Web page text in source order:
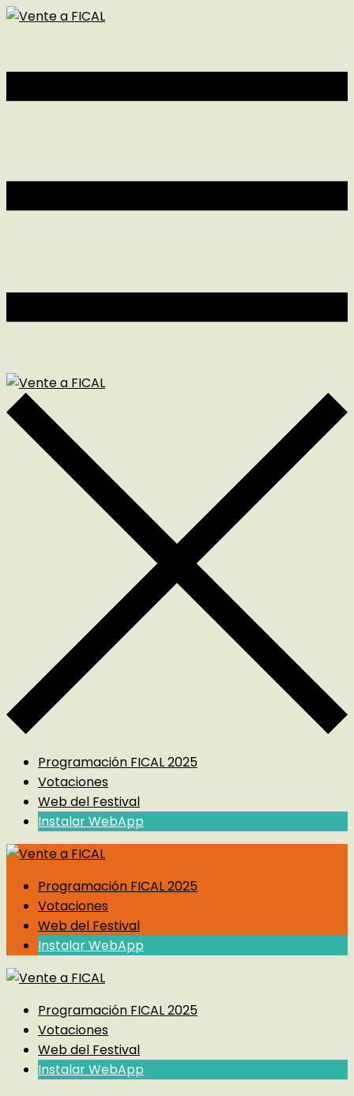
Programación FICAL 2025
Votaciones
Web del Festival
Instalar WebApp
Programación FICAL 2025
Votaciones
Web del Festival
Instalar WebApp
Programación FICAL 2025
Votaciones
Web del Festival
Instalar WebApp